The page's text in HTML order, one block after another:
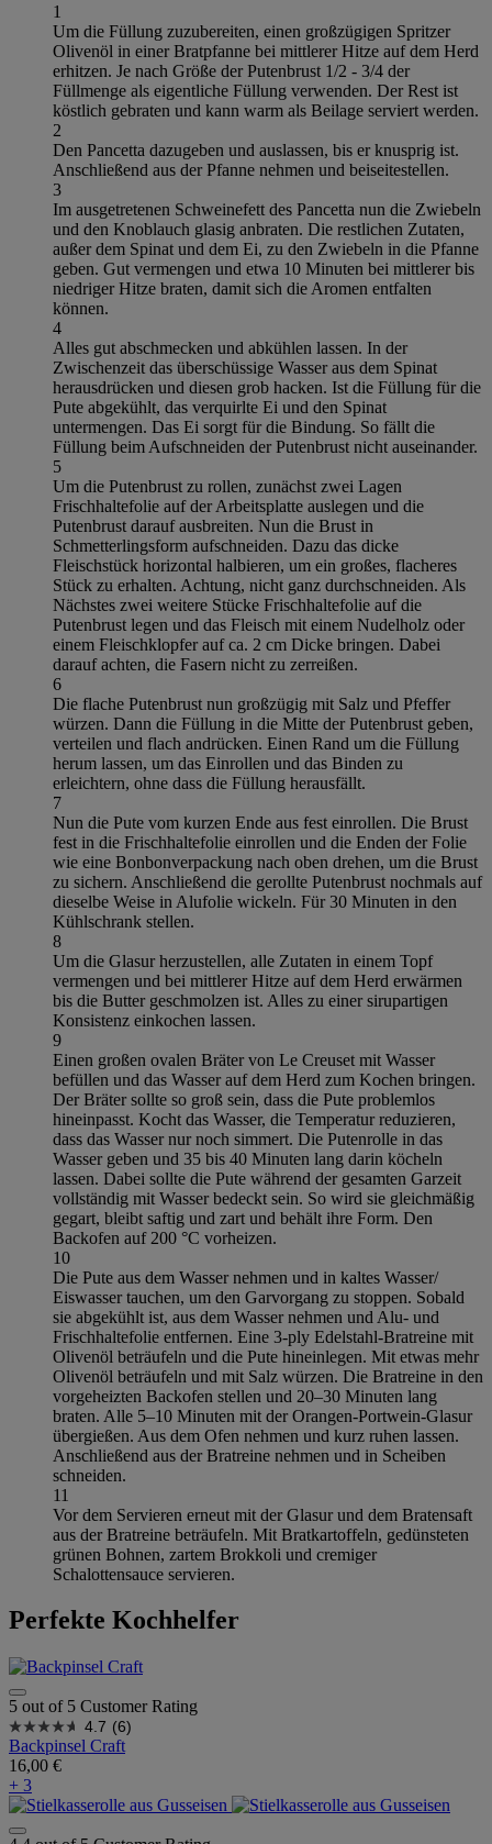
1
Um die Füllung zuzubereiten, einen großzügigen Spritzer
Olivenöl in einer Bratpfanne bei mittlerer Hitze auf dem Herd
erhitzen. Je nach Größe der Putenbrust 1/2 - 3/4 der
Füllmenge als eigentliche Füllung verwenden. Der Rest ist
köstlich gebraten und kann warm als Beilage serviert werden.
2
Den Pancetta dazugeben und auslassen, bis er knusprig ist.
Anschließend aus der Pfanne nehmen und beiseitestellen.
3
Im ausgetretenen Schweinefett des Pancetta nun die Zwiebeln
und den Knoblauch glasig anbraten. Die restlichen Zutaten,
außer dem Spinat und dem Ei, zu den Zwiebeln in die Pfanne
geben. Gut vermengen und etwa 10 Minuten bei mittlerer bis
niedriger Hitze braten, damit sich die Aromen entfalten
können.
4
Alles gut abschmecken und abkühlen lassen. In der
Zwischenzeit das überschüssige Wasser aus dem Spinat
herausdrücken und diesen grob hacken. Ist die Füllung für die
Pute abgekühlt, das verquirlte Ei und den Spinat
untermengen. Das Ei sorgt für die Bindung. So fällt die
Füllung beim Aufschneiden der Putenbrust nicht auseinander.
5
Um die Putenbrust zu rollen, zunächst zwei Lagen
Frischhaltefolie auf der Arbeitsplatte auslegen und die
Putenbrust darauf ausbreiten. Nun die Brust in
Schmetterlingsform aufschneiden. Dazu das dicke
Fleischstück horizontal halbieren, um ein großes, flacheres
Stück zu erhalten. Achtung, nicht ganz durchschneiden. Als
Nächstes zwei weitere Stücke Frischhaltefolie auf die
Putenbrust legen und das Fleisch mit einem Nudelholz oder
einem Fleischklopfer auf ca. 2 cm Dicke bringen. Dabei
darauf achten, die Fasern nicht zu zerreißen.
6
Die flache Putenbrust nun großzügig mit Salz und Pfeffer
würzen. Dann die Füllung in die Mitte der Putenbrust geben,
verteilen und flach andrücken. Einen Rand um die Füllung
herum lassen, um das Einrollen und das Binden zu
erleichtern, ohne dass die Füllung herausfällt.
7
Nun die Pute vom kurzen Ende aus fest einrollen. Die Brust
fest in die Frischhaltefolie einrollen und die Enden der Folie
wie eine Bonbonverpackung nach oben drehen, um die Brust
zu sichern. Anschließend die gerollte Putenbrust nochmals auf
dieselbe Weise in Alufolie wickeln. Für 30 Minuten in den
Kühlschrank stellen.
8
Um die Glasur herzustellen, alle Zutaten in einem Topf
vermengen und bei mittlerer Hitze auf dem Herd erwärmen
bis die Butter geschmolzen ist. Alles zu einer sirupartigen
Konsistenz einkochen lassen.
9
Einen großen ovalen Bräter von Le Creuset mit Wasser
befüllen und das Wasser auf dem Herd zum Kochen bringen.
Der Bräter sollte so groß sein, dass die Pute problemlos
hineinpasst. Kocht das Wasser, die Temperatur reduzieren,
dass das Wasser nur noch simmert. Die Putenrolle in das
Wasser geben und 35 bis 40 Minuten lang darin köcheln
lassen. Dabei sollte die Pute während der gesamten Garzeit
vollständig mit Wasser bedeckt sein. So wird sie gleichmäßig
gegart, bleibt saftig und zart und behält ihre Form. Den
Backofen auf 200 °C vorheizen.
10
Die Pute aus dem Wasser nehmen und in kaltes Wasser/
Eiswasser tauchen, um den Garvorgang zu stoppen. Sobald
sie abgekühlt ist, aus dem Wasser nehmen und Alu- und
Frischhaltefolie entfernen. Eine 3-ply Edelstahl-Bratreine mit
Olivenöl beträufeln und die Pute hineinlegen. Mit etwas mehr
Olivenöl beträufeln und mit Salz würzen. Die Bratreine in den
vorgeheizten Backofen stellen und 20–30 Minuten lang
braten. Alle 5–10 Minuten mit der Orangen-Portwein-Glasur
übergießen. Aus dem Ofen nehmen und kurz ruhen lassen.
Anschließend aus der Bratreine nehmen und in Scheiben
schneiden.
11
Vor dem Servieren erneut mit der Glasur und dem Bratensaft
aus der Bratreine beträufeln. Mit Bratkartoffeln, gedünsteten
grünen Bohnen, zartem Brokkoli und cremiger
Schalottensauce servieren.
Perfekte Kochhelfer
5 out of 5 Customer Rating
4.7 (6)
Backpinsel Craft
16,00 €
+ 3